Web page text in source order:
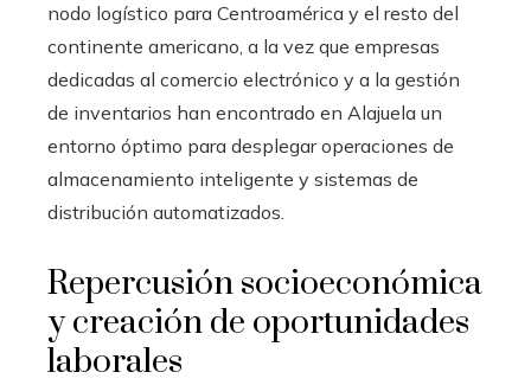
nodo logístico para Centroamérica y el resto del
continente americano, a la vez que empresas
dedicadas al comercio electrónico y a la gestión
de inventarios han encontrado en Alajuela un
entorno óptimo para desplegar operaciones de
almacenamiento inteligente y sistemas de
distribución automatizados.
Repercusión socioeconómica
y creación de oportunidades
laborales